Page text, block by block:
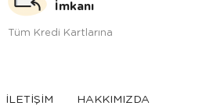
İmkanı
Tüm Kredi Kartlarına
İLETİŞİM HAKKIMIZDA